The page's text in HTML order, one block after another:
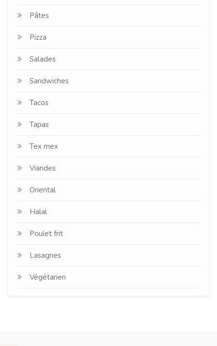
Pâtes
Pizza
Salades
Sandwiches
Tacos
Tapas
Tex mex
Viandes
Oriental
Halal
Poulet frit
Lasagnes
Végétarien